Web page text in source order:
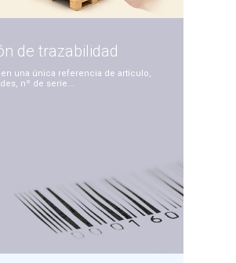
detrazabilidad
una única referencia de artículo,
nº de serie...